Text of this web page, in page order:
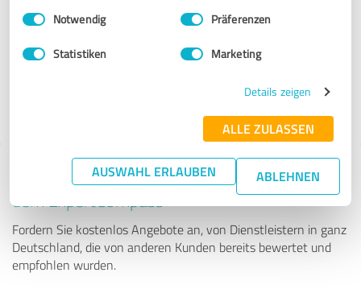
Impressum Datenschutzbestimmungen
Einwilligungsauswahl
Notwendig Präferenzen
Statistiken Marketing
Details zeigen
ALLE ZULASSEN
AUSWAHL ERLAUBEN ABLEHNEN
L.Krauskopf
Tipp: Die passenden Experten finden - mit
dem ExpertCompass
Fordern Sie kostenlos Angebote an, von Dienstleistern in ganz
Deutschland, die von anderen Kunden bereits bewertet und
empfohlen wurden.